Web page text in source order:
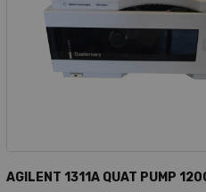
AGILENT 1311A QUAT PUMP